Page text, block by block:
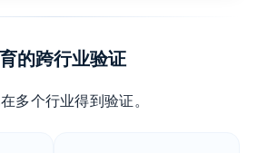
的跨行业验证
多个行业得到验证。